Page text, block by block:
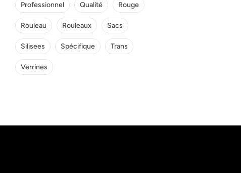
Professionnel Qualité Rouge
Rouleau Rouleaux Sacs
Silisees Spécifique Trans
Verrines